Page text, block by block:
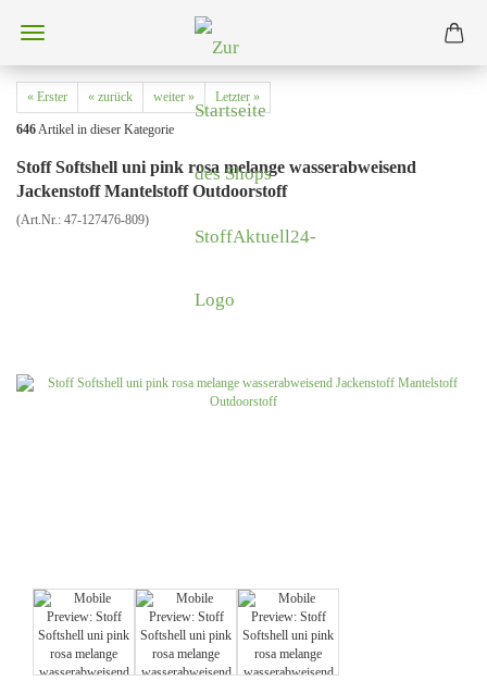
« Erster « zurück weiter » Letzter »
646Artikel in dieser Kategorie
Stoff Softshell uni pink rosa melange wasserabweisend
Jackenstoff Mantelstoff Outdoorstoff
(Art.Nr.: 47-127476-809)